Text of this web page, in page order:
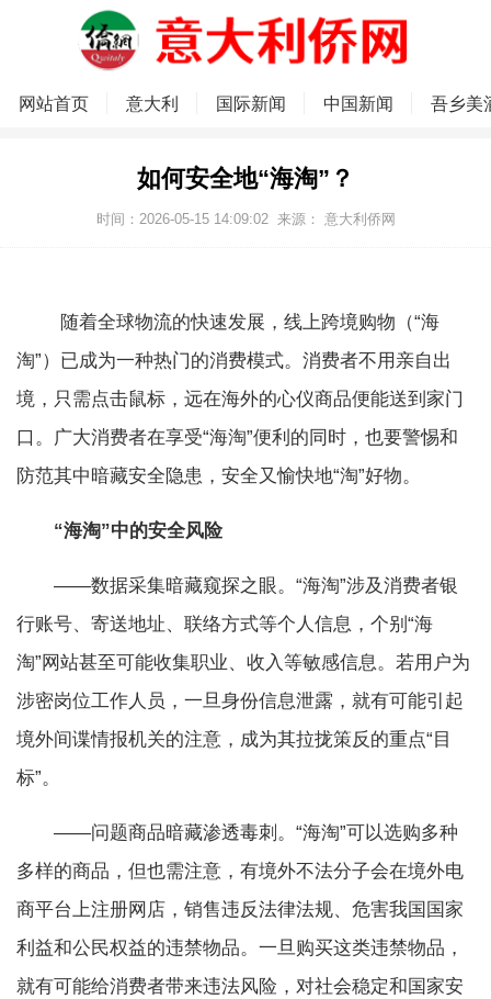
网站首页 意大利 国际新闻 中国新闻 吾乡美
如何安全地“海淘”？
时间：2026-05-15 14:09:02 来源： 意大利侨网
随着全球物流的快速发展，线上跨境购物（“海
淘”）已成为一种热门的消费模式。消费者不用亲自出
境，只需点击鼠标，远在海外的心仪商品便能送到家门
口。广大消费者在享受“海淘”便利的同时，也要警惕和
防范其中暗藏安全隐患，安全又愉快地“淘”好物。
“海淘”中的安全风险
——数据采集暗藏窥探之眼。“海淘”涉及消费者银
行账号、寄送地址、联络方式等个人信息，个别“海
淘”网站甚至可能收集职业、收入等敏感信息。若用户为
涉密岗位工作人员，一旦身份信息泄露，就有可能引起
境外间谍情报机关的注意，成为其拉拢策反的重点“目
标”。
——问题商品暗藏渗透毒刺。“海淘”可以选购多种
多样的商品，但也需注意，有境外不法分子会在境外电
商平台上注册网店，销售违反法律法规、危害我国国家
利益和公民权益的违禁物品。一旦购买这类违禁物品，
就有可能给消费者带来违法风险，对社会稳定和国家安